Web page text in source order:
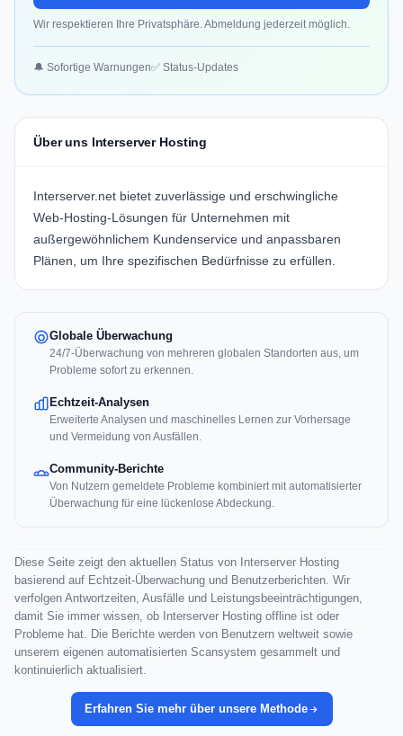
Wir respektieren Ihre Privatsphäre. Abmeldung jederzeit möglich.
🔔 Sofortige Warnungen✅ Status-Updates
Über uns Interserver Hosting
Interserver.net bietet zuverlässige und erschwingliche
Web-Hosting-Lösungen für Unternehmen mit
außergewöhnlichem Kundenservice und anpassbaren
Plänen, um Ihre spezifischen Bedürfnisse zu erfüllen.
Globale Überwachung
24/7-Überwachung von mehreren globalen Standorten aus, um
Probleme sofort zu erkennen.
Echtzeit-Analysen
Erweiterte Analysen und maschinelles Lernen zur Vorhersage
und Vermeidung von Ausfällen.
Community-Berichte
Von Nutzern gemeldete Probleme kombiniert mit automatisierter
Überwachung für eine lückenlose Abdeckung.
Diese Seite zeigt den aktuellen Status von Interserver Hosting
basierend auf Echtzeit-Überwachung und Benutzerberichten. Wir
verfolgen Antwortzeiten, Ausfälle und Leistungsbeeinträchtigungen,
damit Sie immer wissen, ob Interserver Hosting offline ist oder
Probleme hat. Die Berichte werden von Benutzern weltweit sowie
unserem eigenen automatisierten Scansystem gesammelt und
kontinuierlich aktualisiert.
Erfahren Sie mehr über unsere Methode